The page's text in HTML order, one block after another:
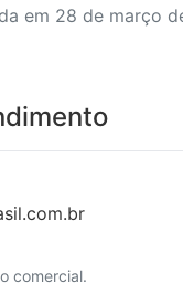
em 28 de março
comercial.